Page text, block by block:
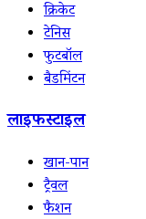
क्रिकेट
टेनिस
फुटबॉल
बैडमिंटन
लाइफस्टाइल
खान-पान
ट्रैवल
फैशन